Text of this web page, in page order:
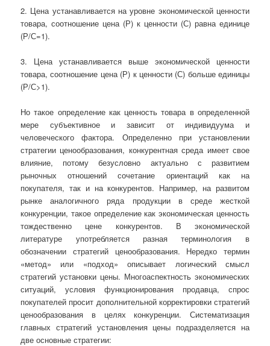
2. Цена устанавливается на уровне экономической ценности
товара, соотношение цена (Р) к ценности (С) равна единице
(Р/С=1).
3. Цена устанавливается выше экономической ценности
товара, соотношение цена (Р) к ценности (С) больше единицы
(Р/С>1).
Но такое определение как ценность товара в определенной
мере субъективное и зависит от индивидуума и
человеческого фактора. Определенно при установлении
стратегии ценообразования, конкурентная среда имеет свое
влияние, потому безусловно актуально с развитием
рыночных отношений сочетание ориентаций как на
покупателя, так и на конкурентов. Например, на развитом
рынке аналогичного ряда продукции в среде жесткой
конкуренции, такое определение как экономическая ценность
тождественно цене конкурентов. В экономической
литературе употребляется разная терминология в
обозначении стратегий ценообразования. Нередко термин
«метод» или «подход» описывает логический смысл
стратегий установки цены. Многоаспектность экономических
ситуаций, условия функционирования продавца, спрос
покупателей просит дополнительной корректировки стратегий
ценообразования в целях конкуренции. Систематизация
главных стратегий установления цены подразделяется на
две основные стратегии: